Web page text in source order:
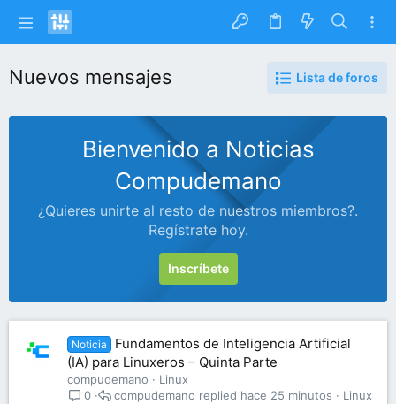
Nuevos mensajes Lista de foros
Bienvenido a Noticias
Compudemano
¿Quieres unirte al resto de nuestros miembros?.
Regístrate hoy.
Inscríbete
Noticia
Fundamentos de Inteligencia Artificial
(IA) para Linuxeros – Quinta Parte
compudemano
Linux
0
Linux
hace 25 minutos
compudemano